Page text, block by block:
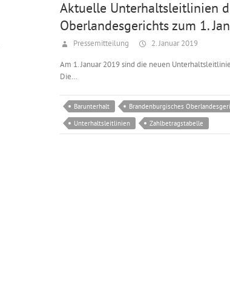
Aktuelle Unterhaltsleitlinien
Oberlandesgerichts zum 1.
Pressemitteilung 2. Januar 2019
Am 1. Januar 2019 sind die neuen
Die…
Barunterhalt Brandenburgisches
Unterhaltsleitlinien
Zahlbetragstabelle